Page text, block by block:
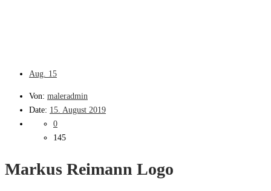
Aug. 15
Von: maleradmin
Date: 15. August 2019
0
145
Markus Reimann Logo